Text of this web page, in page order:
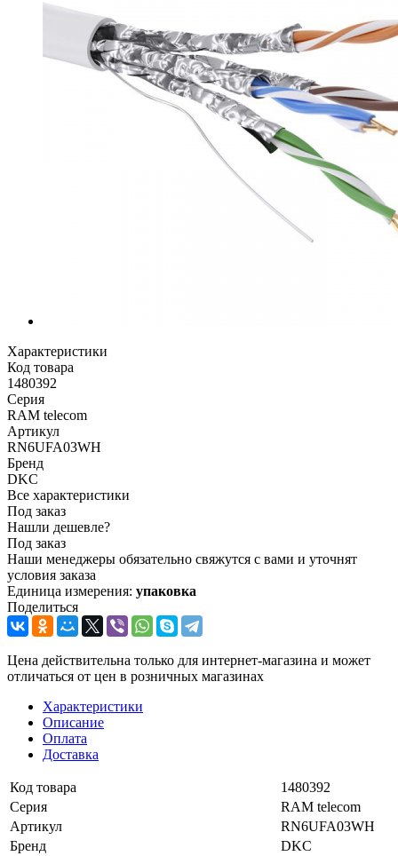
Характеристики
Код товара
1480392
Серия
RAM telecom
Артикул
RN6UFA03WH
Бренд
DKC
Все характеристики
Под заказ
Нашли дешевле?
Под заказ
Наши менеджеры обязательно свяжутся с вами и уточнят
условия заказа
Единица измерения: упаковка
Поделиться
Цена действительна только для интернет-магазина и может
отличаться от цен в розничных магазинах
Характеристики
Описание
Оплата
Доставка
Код товара
1480392
Серия
RAM telecom
Артикул
RN6UFA03WH
Бренд
DKC